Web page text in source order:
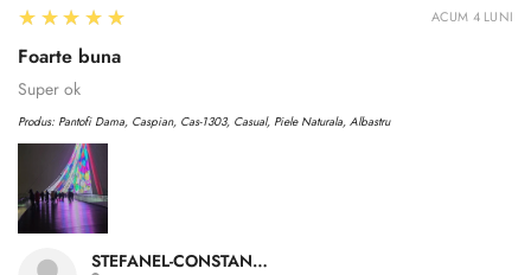
STEFANEL-CONSTANTIN A.
5
★★★★★
Foarte buna
Super ok
Produs: Pantofi Dama, Caspian, Cas-1303, Casual, Piele Naturala, Albastru
ACUM 4 LUNI